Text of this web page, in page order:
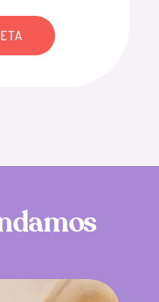
damos